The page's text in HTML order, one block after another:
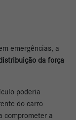
emergências, a
da força
poderia
do carro
comprometer a